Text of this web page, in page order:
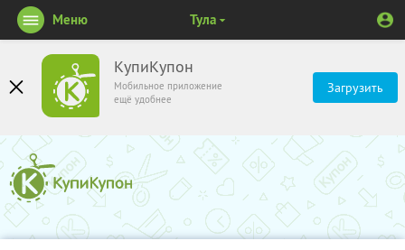
КупиКупон
Мобильное приложение
ещё удобнее
Загрузить
Меню Тула